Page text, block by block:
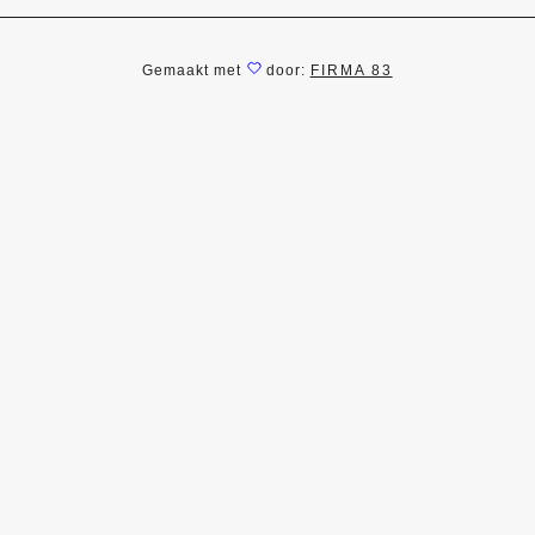
Gemaakt met door: FIRMA 83